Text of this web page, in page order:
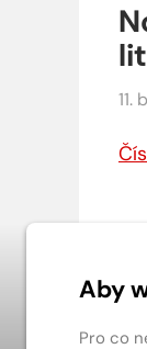
11.
Aby
Pro co